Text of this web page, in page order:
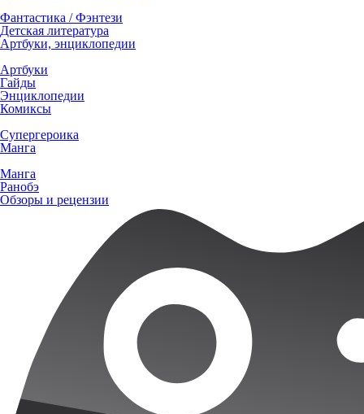
Фантастика / Фэнтези
Детская литература
Артбуки, энциклопедии
Артбуки
Гайды
Энциклопедии
Комиксы
Супергероика
Манга
Манга
Ранобэ
Обзоры и рецензии